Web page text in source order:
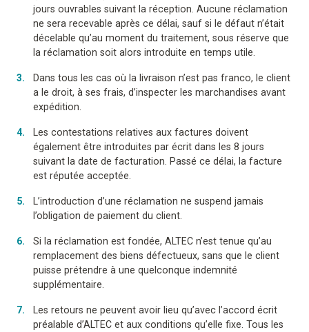
jours ouvrables suivant la réception. Aucune réclamation
ne sera recevable après ce délai, sauf si le défaut n’était
décelable qu’au moment du traitement, sous réserve que
la réclamation soit alors introduite en temps utile.
Dans tous les cas où la livraison n’est pas franco, le client
a le droit, à ses frais, d’inspecter les marchandises avant
expédition.
Les contestations relatives aux factures doivent
également être introduites par écrit dans les 8 jours
suivant la date de facturation. Passé ce délai, la facture
est réputée acceptée.
L’introduction d’une réclamation ne suspend jamais
l’obligation de paiement du client.
Si la réclamation est fondée, ALTEC n’est tenue qu’au
remplacement des biens défectueux, sans que le client
puisse prétendre à une quelconque indemnité
supplémentaire.
Les retours ne peuvent avoir lieu qu’avec l’accord écrit
préalable d’ALTEC et aux conditions qu’elle fixe. Tous les